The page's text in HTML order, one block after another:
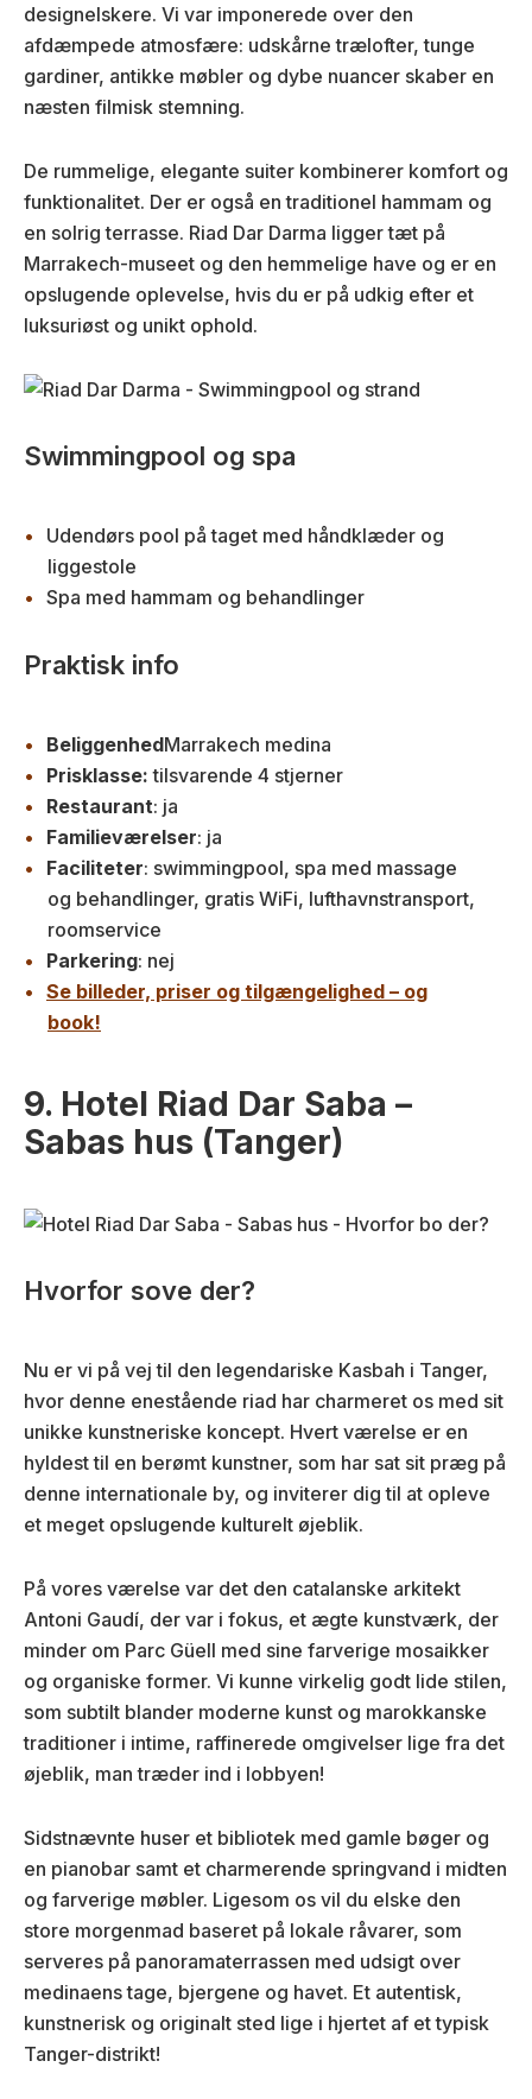
designelskere. Vi var imponerede over den
afdæmpede atmosfære: udskårne trælofter, tunge
gardiner, antikke møbler og dybe nuancer skaber en
næsten filmisk stemning.
De rummelige, elegante suiter kombinerer komfort og
funktionalitet. Der er også en traditionel hammam og
en solrig terrasse. Riad Dar Darma ligger tæt på
Marrakech-museet og den hemmelige have og er en
opslugende oplevelse, hvis du er på udkig efter et
luksuriøst og unikt ophold.
Swimmingpool og spa
Udendørs pool på taget med håndklæder og
liggestole
Spa med hammam og behandlinger
Praktisk info
BeliggenhedMarrakech medina
Prisklasse: tilsvarende 4 stjerner
Restaurant: ja
Familieværelser: ja
Faciliteter: swimmingpool, spa med massage
og behandlinger, gratis WiFi, lufthavnstransport,
roomservice
Parkering: nej
Se billeder, priser og tilgængelighed – og
book!
9. Hotel Riad Dar Saba –
Sabas hus (Tanger)
Hvorfor sove der?
Nu er vi på vej til den legendariske Kasbah i Tanger,
hvor denne enestående riad har charmeret os med sit
unikke kunstneriske koncept. Hvert værelse er en
hyldest til en berømt kunstner, som har sat sit præg på
denne internationale by, og inviterer dig til at opleve
et meget opslugende kulturelt øjeblik.
På vores værelse var det den catalanske arkitekt
Antoni Gaudí, der var i fokus, et ægte kunstværk, der
minder om Parc Güell med sine farverige mosaikker
og organiske former. Vi kunne virkelig godt lide stilen,
som subtilt blander moderne kunst og marokkanske
traditioner i intime, raffinerede omgivelser lige fra det
øjeblik, man træder ind i lobbyen!
Sidstnævnte huser et bibliotek med gamle bøger og
en pianobar samt et charmerende springvand i midten
og farverige møbler. Ligesom os vil du elske den
store morgenmad baseret på lokale råvarer, som
serveres på panoramaterrassen med udsigt over
medinaens tage, bjergene og havet. Et autentisk,
kunstnerisk og originalt sted lige i hjertet af et typisk
Tanger-distrikt!